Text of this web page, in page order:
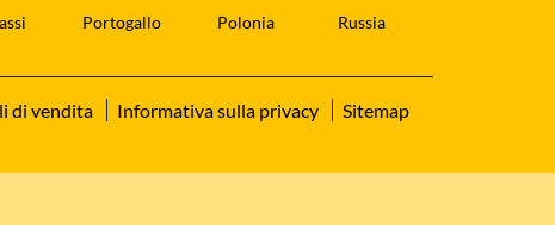
Portogallo Polonia Russia
di vendita Informativa sulla privacy Sitemap